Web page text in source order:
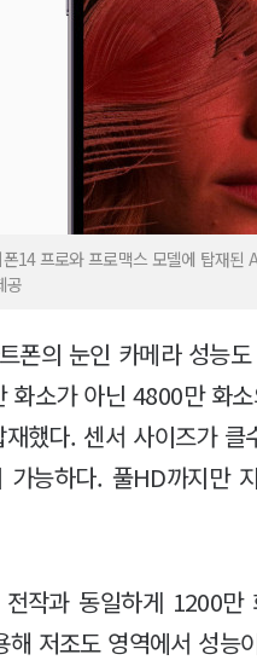
폰14 프로와 프로맥스 모델에 탑재
공
폰의 눈인 카메라 성능
화소가 아닌 4800만 화
했다. 센서 사이즈가
능하다. 풀HD까지만
작과 동일하게 1200
저조도 영역에서 성능